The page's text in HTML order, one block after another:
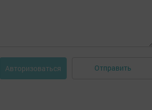
Авторизоваться Отправить